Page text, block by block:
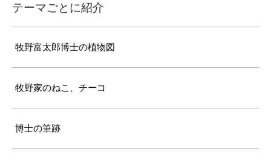
テーマごとに紹介
牧野富太郎博士の植物図
牧野家のねこ、チーコ
博士の筆跡